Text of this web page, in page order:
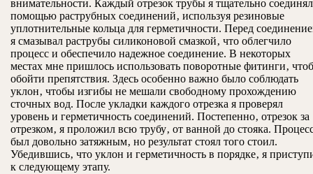
внимательности. Каждый отрезок трубы я тщательно
помощью раструбных соединений‚ используя резиновые
уплотнительные кольца для герметичности. Перед
я смазывал раструбы силиконовой смазкой‚ что облегчило
процесс и обеспечило надежное соединение. В некоторых
местах мне пришлось использовать поворотные фитинги‚
обойти препятствия. Здесь особенно важно было соблюдать
уклон‚ чтобы изгибы не мешали свободному прохождению
сточных вод. После укладки каждого отрезка я проверял
уровень и герметичность соединений. Постепенно‚ отрезок за
отрезком‚ я проложил всю трубу‚ от ванной до стояка.
был довольно затяжным‚ но результат стоял того стоил.
Убедившись‚ что уклон и герметичность в порядке‚ я
к следующему этапу.